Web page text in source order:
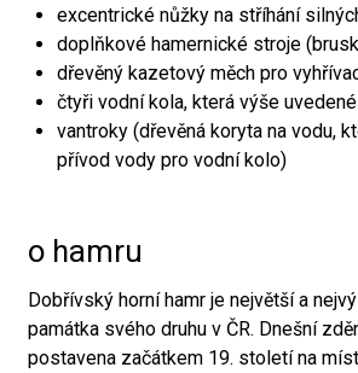
excentrické nůžky na stříhání
doplňkové hamernické stroje
dřevěný kazetový měch pro
čtyři vodní kola, která výše
vantroky (dřevěná koryta na vodu,
přívod vody pro vodní kolo)
o hamru
Dobřívský horní hamr je největší a
památka svého druhu v ČR. Dnešní
postavena začátkem 19. století na